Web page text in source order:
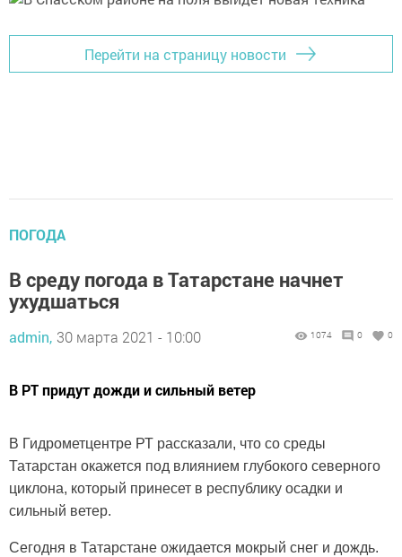
Перейти на страницу новости
ПОГОДА
В среду погода в Татарстане начнет
ухудшаться
admin, 30 марта 2021 - 10:00 1074 0 0
В РТ придут дожди и сильный ветер
В Гидрометцентре РТ рассказали, что со среды
Татарстан окажется под влиянием глубокого северного
циклона, который принесет в республику осадки и
сильный ветер.
Сегодня в Татарстане ожидается мокрый снег и дождь.